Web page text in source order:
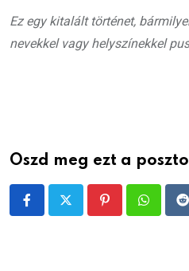
Ez egy kitalált történet,
nevekkel vagy helyszínekkel
Oszd meg ezt a
Pinterest